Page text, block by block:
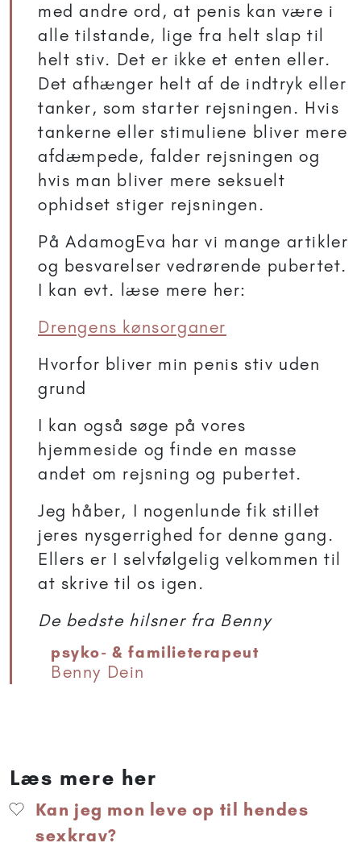
med andre ord, at penis kan være i
alle tilstande, lige fra helt slap til
helt stiv. Det er ikke et enten eller.
Det afhænger helt af de indtryk eller
tanker, som starter rejsningen. Hvis
tankerne eller stimuliene bliver mere
afdæmpede, falder rejsningen og
hvis man bliver mere seksuelt
ophidset stiger rejsningen.
På AdamogEva har vi mange artikler
og besvarelser vedrørende pubertet.
I kan evt. læse mere her:
Drengens kønsorganer
Hvorfor bliver min penis stiv uden
grund
I kan også søge på vores
hjemmeside og finde en masse
andet om rejsning og pubertet.
Jeg håber, I nogenlunde fik stillet
jeres nysgerrighed for denne gang.
Ellers er I selvfølgelig velkommen til
at skrive til os igen.
De bedste hilsner fra Benny
psyko- & familieterapeut
Benny Dein
Læs mere her
Kan jeg mon leve op til hendes
sexkrav?